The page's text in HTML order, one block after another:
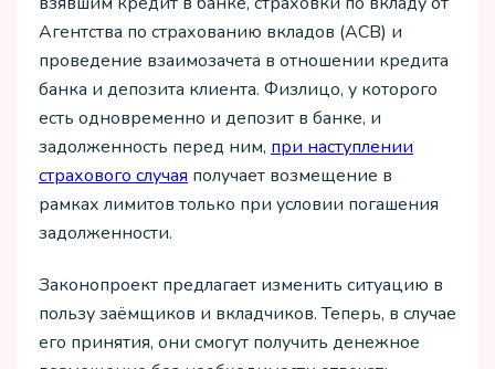
Агентства по страхованию вкладов (АСВ) и
проведение взаимозачета в отношении кредита
банка и депозита клиента. Физлицо, у которого
есть одновременно и депозит в банке, и
задолженность перед ним, при наступлении
страхового случая получает возмещение в
рамках лимитов только при условии погашения
задолженности.
Законопроект предлагает изменить ситуацию в
пользу заёмщиков и вкладчиков. Теперь, в случае
его принятия, они смогут получить денежное